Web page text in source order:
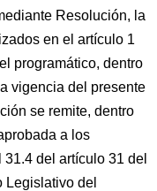
Resolución, la
en el artículo 1
programático, dentro
vigencia del presente
se remite, dentro
a los
del artículo 31 del
Legislativo del